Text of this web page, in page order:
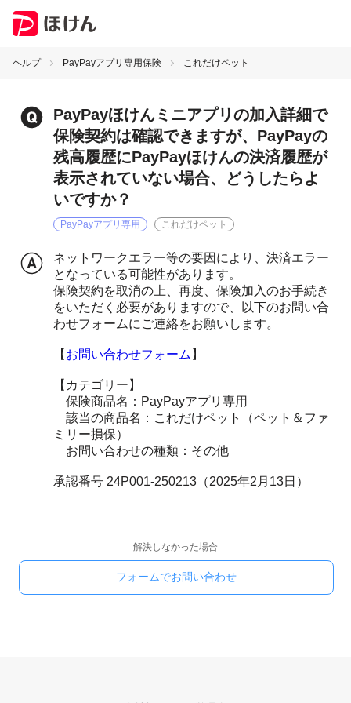
ヘルプ PayPayアプリ専用保険 これだけペット
PayPayほけんミニアプリの加入詳細で
保険契約は確認できますが、PayPayの
残高履歴にPayPayほけんの決済履歴が
表示されていない場合、どうしたらよ
いですか？
PayPayアプリ専用 これだけペット
ネットワークエラー等の要因により、決済エラー
となっている可能性があります。
保険契約を取消の上、再度、保険加入のお手続き
をいただく必要がありますので、以下のお問い合
わせフォームにご連絡をお願いします。
【 お問い合わせフォーム 】
【カテゴリー】
保険商品名：PayPayアプリ専用
該当の商品名：これだけペット（ペット＆ファ
ミリー損保）
お問い合わせの種類：その他
承認番号 24P001-250213（2025年2月13日）
解決しなかった場合
フォームでお問い合わせ